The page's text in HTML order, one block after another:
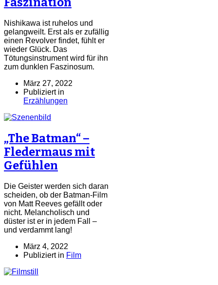
Nishikawa ist ruhelos und
gelangweilt. Erst als er zufällig
einen Revolver findet, fühlt er
wieder Glück. Das
Tötungsinstrument wird für ihn
zum dunklen Faszinosum.
März 27, 2022
Publiziert in
Erzählungen
„The Batman“ –
Fledermaus mit
Gefühlen
Die Geister werden sich daran
scheiden, ob der Batman-Film
von Matt Reeves gefällt oder
nicht. Melancholisch und
düster ist er in jedem Fall –
und verdammt lang!
März 4, 2022
Publiziert in Film